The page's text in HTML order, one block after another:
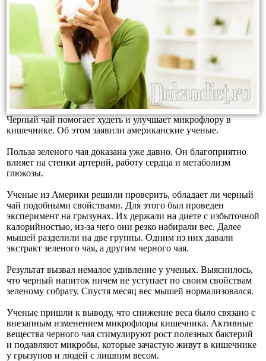
Черный чай помогает худеть и улучшает микрофлору в
кишечнике. Об этом заявили американские ученые.
Польза зеленого чая доказана уже давно. Он благоприятно
влияет на стенки артерий, работу сердца и метаболизм
глюкозы.
Ученые из Америки решили проверить, обладает ли черный
чай подобными свойствами. Для этого был проведен
эксперимент на грызунах. Их держали на диете с избыточной
калорийностью, из-за чего они резко набирали вес. Далее
мышей разделили на две группы. Одним из них давали
экстракт зеленого чая, а другим черного чая.
Результат вызвал немалое удивление у ученых. Выяснилось,
что черный напиток ничем не уступает по своим свойствам
зеленому собрату. Спустя месяц вес мышей нормализовался.
Ученые пришли к выводу, что снижение веса было связано с
внезапным изменением микрофлоры кишечника. Активные
вещества черного чая стимулируют рост полезных бактерий
и подавляют микробы, которые зачастую живут в кишечнике
у грызунов и людей с лишним весом.